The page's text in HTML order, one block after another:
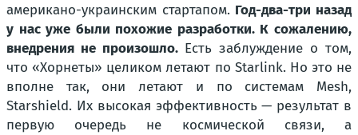
американо-украинским стартапом. Год-два-три назад
у нас уже были похожие разработки. К сожалению,
внедрения не произошло. Есть заблуждение о том,
что «Хорнеты» целиком летают по Starlink. Но это не
вполне так, они летают и по системам Mesh,
Starshield. Их высокая эффективность — результат в
первую очередь не космической связи, а